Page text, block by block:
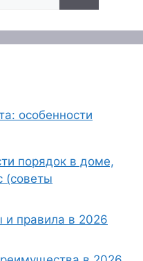
особенности
порядок в доме,
(советы
и правила в 2026